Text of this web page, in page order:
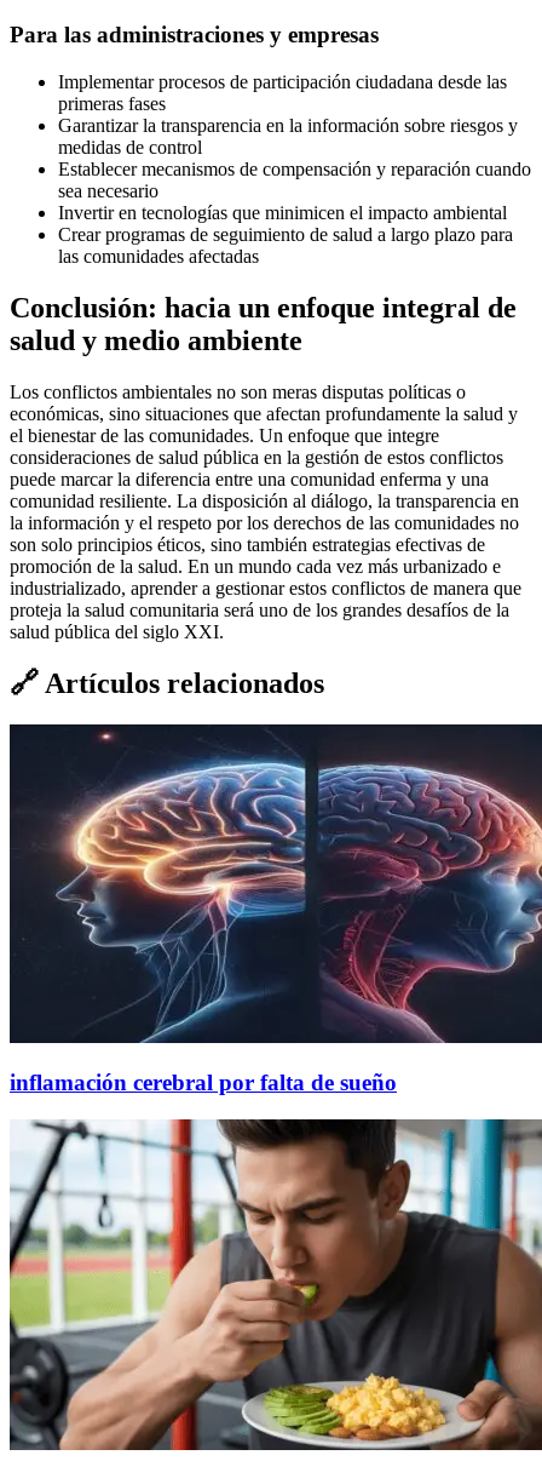
Para las administraciones y empresas
Implementar procesos de participación ciudadana desde las
primeras fases
Garantizar la transparencia en la información sobre riesgos y
medidas de control
Establecer mecanismos de compensación y reparación cuando
sea necesario
Invertir en tecnologías que minimicen el impacto ambiental
Crear programas de seguimiento de salud a largo plazo para
las comunidades afectadas
Conclusión: hacia un enfoque integral de
salud y medio ambiente
Los conflictos ambientales no son meras disputas políticas o
económicas, sino situaciones que afectan profundamente la salud y
el bienestar de las comunidades. Un enfoque que integre
consideraciones de salud pública en la gestión de estos conflictos
puede marcar la diferencia entre una comunidad enferma y una
comunidad resiliente. La disposición al diálogo, la transparencia en
la información y el respeto por los derechos de las comunidades no
son solo principios éticos, sino también estrategias efectivas de
promoción de la salud. En un mundo cada vez más urbanizado e
industrializado, aprender a gestionar estos conflictos de manera que
proteja la salud comunitaria será uno de los grandes desafíos de la
salud pública del siglo XXI.
🔗 Artículos relacionados
inflamación cerebral por falta de sueño